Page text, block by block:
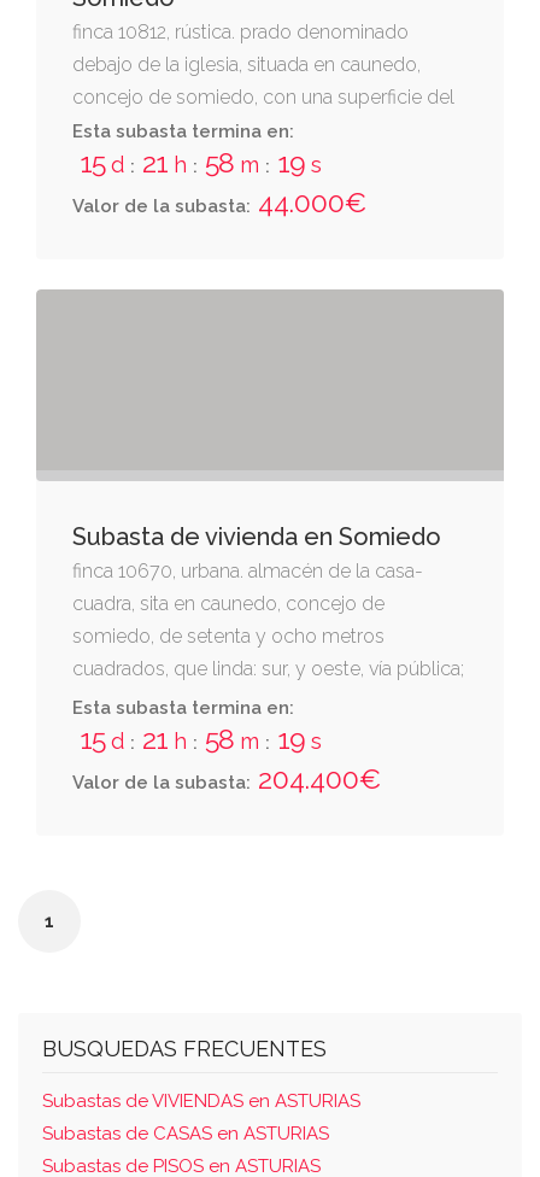
finca 10812, rústica. prado denominado
debajo de la iglesia, situada en caunedo,
concejo de somiedo, con una superficie del
terreno de quinientos cincuenta metros
cuadrados
Esta subasta termina en:
15d : 21 h : 58 m : 19 s
Valor de la subasta: 44.000€
Subasta de vivienda en Somiedo
finca 10670, urbana. almacén de la casa-
cuadra, sita en caunedo, concejo de
somiedo, de setenta y ocho metros
cuadrados, que linda: sur, y oeste, vía pública;
norte, más de josé vidal fernández berdasco;
este, antojanos de la misma casa. sobre el
almacén se ha construido la siguiente obra:
edificación destinada a vivienda, que consta
Esta subasta termina en:
15d : 21 h : 58 m : 19 s
Valor de la subasta: 204.400€
1
BUSQUEDAS FRECUENTES
Subastas de VIVIENDAS en ASTURIAS
Subastas de CASAS en ASTURIAS
Subastas de PISOS en ASTURIAS